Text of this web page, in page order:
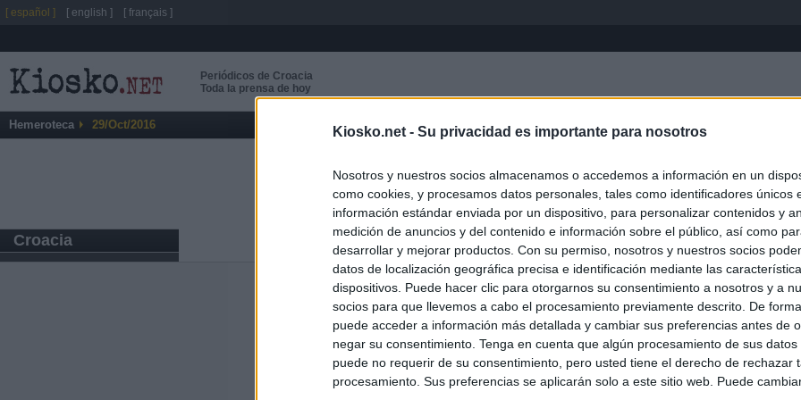
Kiosko.net - Su privacidad es importante para nosotros
Nosotros y nuestros socios almacenamos o accedemos a información en un
como cookies, y procesamos datos personales, tales como identificadores únicos
información estándar enviada por un dispositivo, para personalizar contenidos y
medición de anuncios y del contenido e información sobre el público, así como
desarrollar y mejorar productos. Con su permiso, nosotros y nuestros socios
datos de localización geográfica precisa e identificación mediante las
dispositivos. Puede hacer clic para otorgarnos su consentimiento a nosotros y a
socios para que llevemos a cabo el procesamiento previamente descrito. De
puede acceder a información más detallada y cambiar sus preferencias antes de
negar su consentimiento. Tenga en cuenta que algún procesamiento de sus
puede no requerir de su consentimiento, pero usted tiene el derecho de rechazar
procesamiento. Sus preferencias se aplicarán solo a este sitio web. Puede
Periódicos de Croacia
Toda la prensa de hoy
Hemeroteca 29/Oct/2016 Inicio
Croacia
Últimas noticias
España impone controles a los viajeros procedentes de Italia tras el rechazo de
Meloni a quitarlos
Italia rechaza el ultimátum del Gobierno y mantiene los controles a viajeros de
del
[ español ] [ english ] [ français ]